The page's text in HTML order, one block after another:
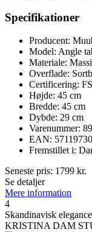
Specifikationer
Producent:
Model: Angle
Materiale:
Overflade:
Certificering:
Højde: 45 cm
Bredde: 45 cm
Dybde: 29 cm
Varenummer:
EAN:
Fremstillet i:
Seneste pris: 1799 kr.
Se detaljer
Mere information
4
Skandinavisk elegance
KRISTINA DAM